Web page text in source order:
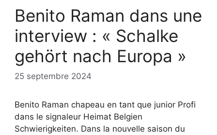
Benito Raman dans une
interview : « Schalke
gehört nach Europa »
25 septembre 2024
Benito Raman chapeau en tant que junior Profi
dans le signaleur Heimat Belgien
Schwierigkeiten. Dans la nouvelle saison du